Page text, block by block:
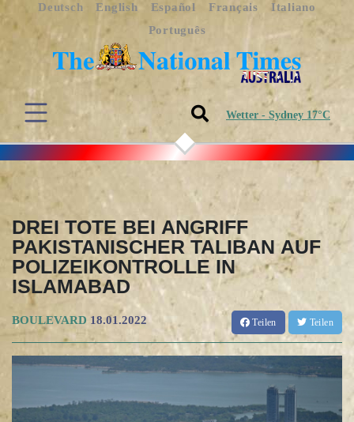
Deutsch English Español Français
Italiano
Português
Wetter - Sydney 17°C
DREI TOTE BEI ANGRIFF
PAKISTANISCHER TALIBAN AUF
POLIZEIKONTROLLE IN
ISLAMABAD
BOULEVARD 18.01.2022 Teilen Teilen